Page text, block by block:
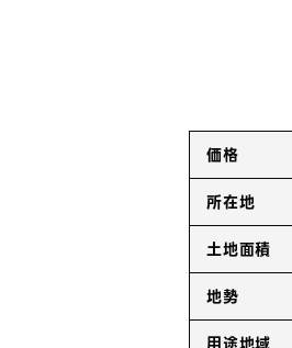
価格
所在地
土地面積
地勢